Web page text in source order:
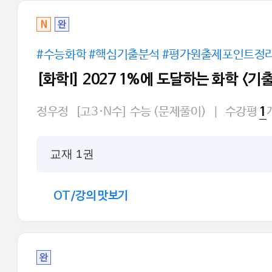
N 완
#수능화학 #핵심기출분석 #평가원출제포인트정리
[화학I] 2027 1%에 도달하는 화학 <기
정우정 [고3·N수] 수능 (문제풀이) 수강평 1
교재 1권
OT/강의 맛보기
완